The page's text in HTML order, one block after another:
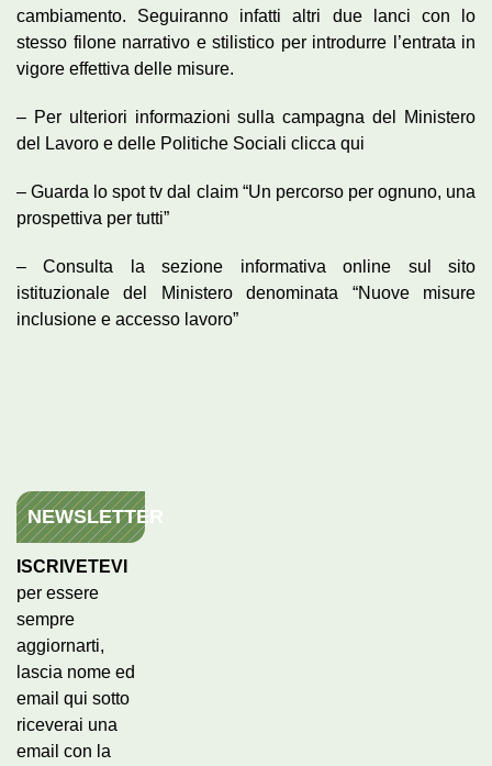
cambiamento. Seguiranno infatti altri due lanci con lo
stesso filone narrativo e stilistico per introdurre l’entrata in
vigore effettiva delle misure.
– Per ulteriori informazioni sulla campagna del Ministero
del Lavoro e delle Politiche Sociali clicca qui
– Guarda lo spot tv dal claim “Un percorso per ognuno, una
prospettiva per tutti”
– Consulta la sezione informativa online sul sito
istituzionale del Ministero denominata “Nuove misure
inclusione e accesso lavoro”
NEWSLETTER
ISCRIVETEVI
per essere
sempre
aggiornarti,
lascia nome ed
email qui sotto
riceverai una
email con la